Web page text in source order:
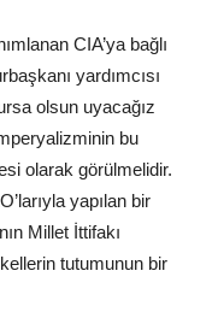
CIA’ya bağlı
yardımcısı
olsun uyacağız
bu
olarak görülmelidir.
yapılan bir
Millet İttifakı
tutumunun bir